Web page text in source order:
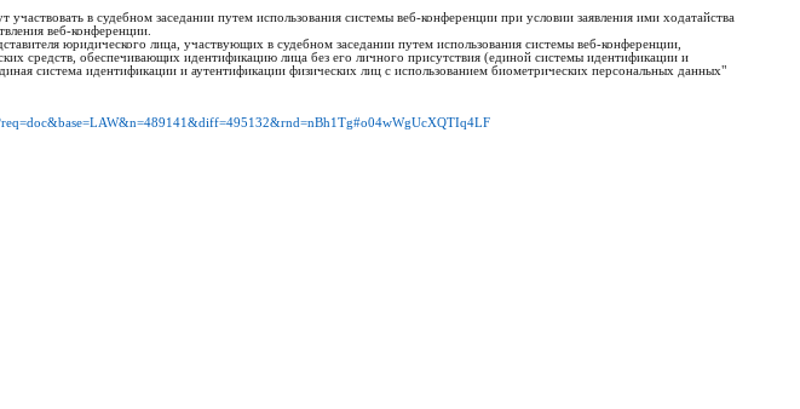
в судебном заседании путем использования системы веб-конференции при условии заявления ими ходатайства
веб-конференции.
юридического лица, участвующих в судебном заседании путем использования системы веб-конференции,
средств, обеспечивающих идентификацию лица без его личного присутствия (единой системы идентификации и
система идентификации и аутентификации физических лиц с использованием биометрических персональных данных"